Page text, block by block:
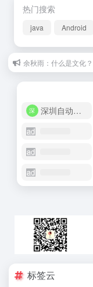
热门搜索
java Android
余秋雨：什么是文化
深圳自动化商城
标签云